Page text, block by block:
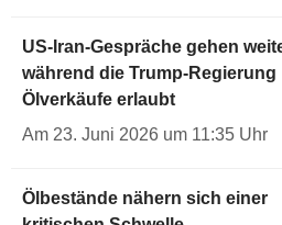
US-Iran-Gespräche gehen
während die Trump-Regierung
Ölverkäufe erlaubt
Am 23. Juni 2026 um 11:35 Uhr
Ölbestände nähern sich einer